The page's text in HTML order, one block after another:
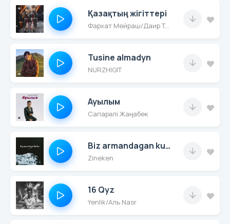
Қазақтың жігіттері
Фархат Мейраш/Даир Темірғалиев
Tusine almadyn
NURZHIGIT
Ауылым
Сапарәлі Жаңабек
Biz armandagan kunder
Zineken
16 Qyz
Yenlik/Аль Nasr